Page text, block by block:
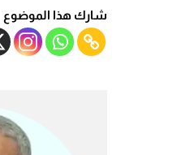
شارك هذا الموضوع